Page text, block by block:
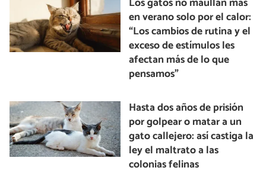
en verano solo por el calor:
“Los cambios de rutina y el
exceso de estímulos les
afectan más de lo que
pensamos”
Hasta dos años de prisión
por golpear o matar a un
gato callejero: así castiga la
ley el maltrato a las
colonias felinas